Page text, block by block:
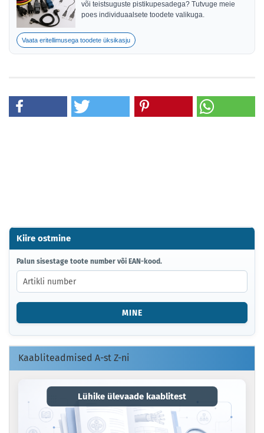
või teistsuguste pistikupesadega? Tutvuge meie
poes individuaalsete toodete valikuga.
Vaata eritellimusega toodete üksikasju
Kiire ostmine
PALUN
SISESTAGE
TOOTE
NUMBER
VÕI
KOOD.
Palun sisestage toote number või EAN-kood.
MINE
Kaabliteadmised A-st Z-ni
Lühike ülevaade kaablitest